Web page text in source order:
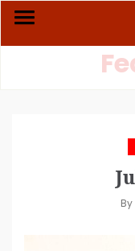
By